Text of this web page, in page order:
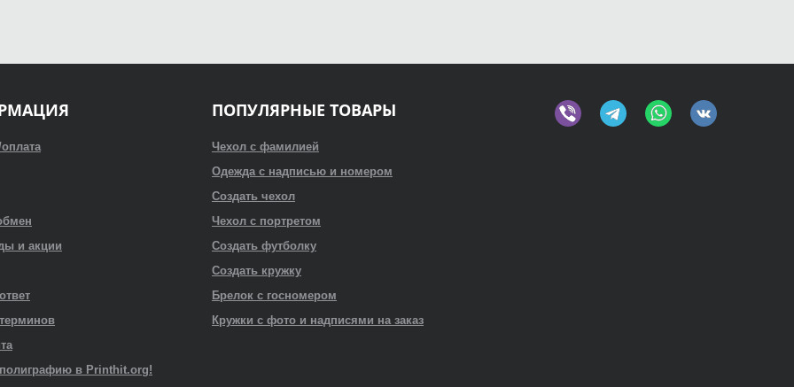
и акции
полиграфию в Printhit.org!
ПОПУЛЯРНЫЕ ТОВАРЫ
Чехол с фамилией
Одежда с надписью и номером
Создать чехол
Чехол с портретом
Создать футболку
Создать кружку
Брелок с госномером
Кружки с фото и надписями на заказ